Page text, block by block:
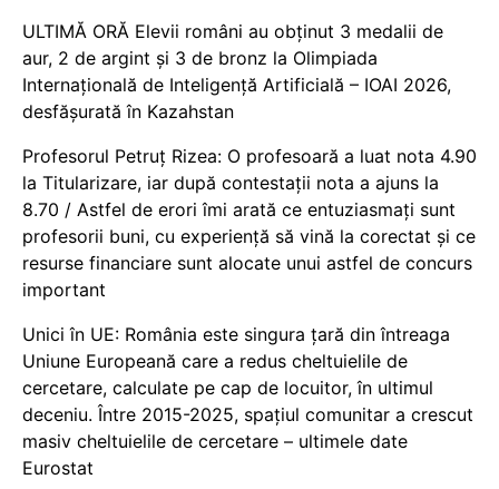
ULTIMĂ ORĂ Elevii români au obținut 3 medalii de
aur, 2 de argint și 3 de bronz la Olimpiada
Internațională de Inteligență Artificială – IOAI 2026,
desfășurată în Kazahstan
Profesorul Petruț Rizea: O profesoară a luat nota 4.90
la Titularizare, iar după contestații nota a ajuns la
8.70 / Astfel de erori îmi arată ce entuziasmați sunt
profesorii buni, cu experiență să vină la corectat și ce
resurse financiare sunt alocate unui astfel de concurs
important
Unici în UE: România este singura țară din întreaga
Uniune Europeană care a redus cheltuielile de
cercetare, calculate pe cap de locuitor, în ultimul
deceniu. Între 2015-2025, spațiul comunitar a crescut
masiv cheltuielile de cercetare – ultimele date
Eurostat